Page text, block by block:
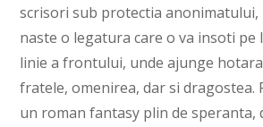
scrisori sub protectia anonimatului,
naste o legatura care o va insoti pe
linie a frontului, unde ajunge
fratele, omenirea, dar si dragostea.
un roman fantasy plin de speranta,